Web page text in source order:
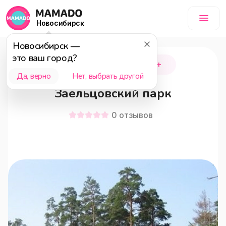
Новосибирск
Новосибирск —
это ваш город?
Да, верно Нет, выбрать другой
Новосибирск 18+
Заельцовский парк
0 отзывов